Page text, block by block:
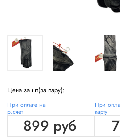
Цена за шт(за пару):
При оплате на
р.счет
899 руб
При
карту